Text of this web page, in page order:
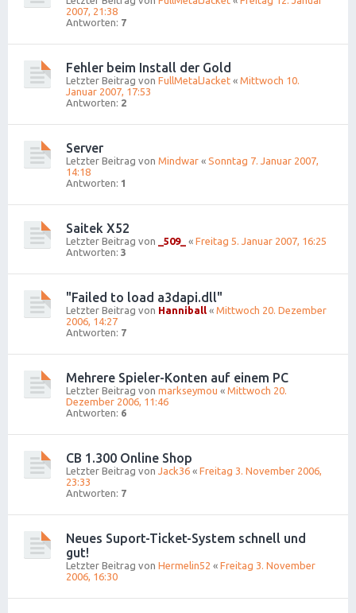
2007, 21:38
Antworten: 7
Fehler beim Install der Gold
Letzter Beitrag von FullMetalJacket « Mittwoch 10.
Januar 2007, 17:53
Antworten: 2
Server
Letzter Beitrag von Mindwar « Sonntag 7. Januar 2007,
14:18
Antworten: 1
Saitek X52
Letzter Beitrag von _509_ « Freitag 5. Januar 2007, 16:25
Antworten: 3
"Failed to load a3dapi.dll"
Letzter Beitrag von Hanniball « Mittwoch 20. Dezember
2006, 14:27
Antworten: 7
Mehrere Spieler-Konten auf einem PC
Letzter Beitrag von markseymou « Mittwoch 20.
Dezember 2006, 11:46
Antworten: 6
CB 1.300 Online Shop
Letzter Beitrag von Jack36 « Freitag 3. November 2006,
23:33
Antworten: 7
Neues Suport-Ticket-System schnell und
gut!
Letzter Beitrag von Hermelin52 « Freitag 3. November
2006, 16:30